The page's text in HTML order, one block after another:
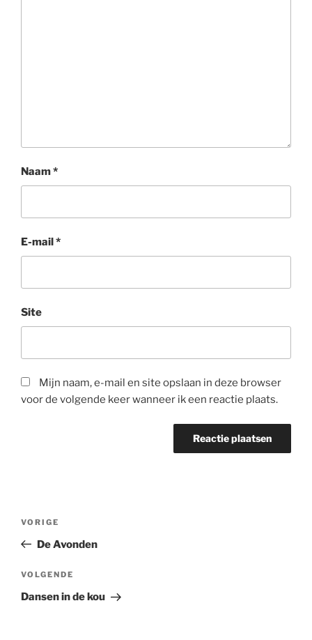
Naam*
E-mail*
Site
Mijn naam, e-mail en site opslaan in deze browser
voor de volgende keer wanneer ik een reactie plaats.
Vorig
bericht
VORIGE
De Avonden
Volgend
bericht
VOLGENDE
Dansen in de kou